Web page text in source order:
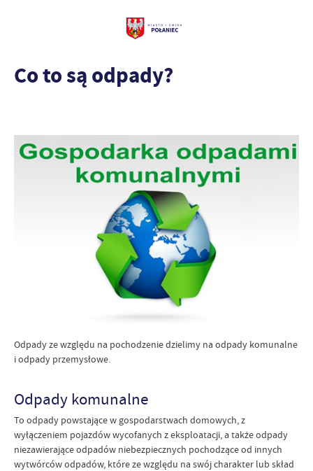
Co to są odpady?
Odpady ze względu na pochodzenie dzielimy na odpady komunalne
i odpady przemysłowe.
Odpady komunalne
To odpady powstające w gospodarstwach domowych, z
wyłączeniem pojazdów wycofanych z eksploatacji, a także odpady
niezawierające odpadów niebezpiecznych pochodzące od innych
wytwórców odpadów, które ze względu na swój charakter lub skład